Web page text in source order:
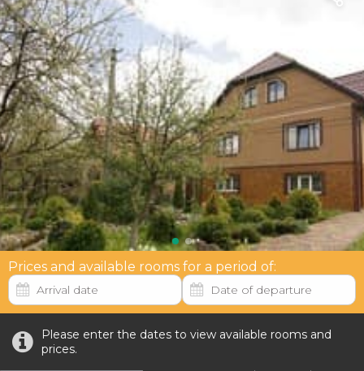
Prices and available rooms for a period of:
Please enter the dates to view available rooms and
prices.